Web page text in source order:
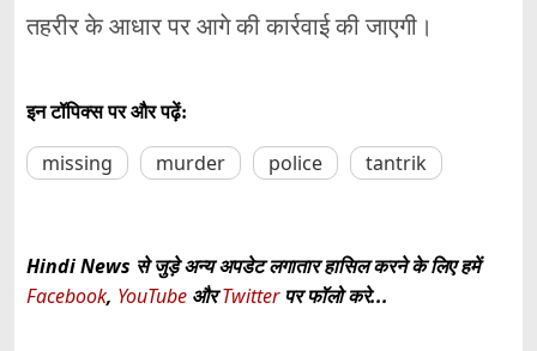
तहरीर के आधार पर आगे की कार्रवाई की जाएगी।
इन टॉपिक्स पर और पढ़ें:
missing murder police tantrik
Hindi News से जुड़े अन्य अपडेट लगातार हासिल करने के लिए हमें
Facebook, YouTube औरTwitterपर फॉलो करे...